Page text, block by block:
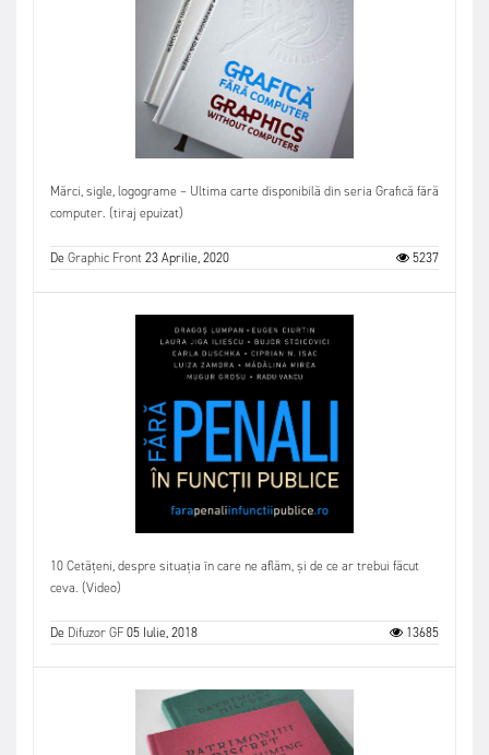
Mărci, sigle, logograme – Ultima carte disponibilă din seria Grafică fără
computer. (tiraj epuizat)
DeGraphic Front23 Aprilie, 2020 5237
10 Cetățeni, despre situația în care ne aflăm, și de ce ar trebui făcut
ceva. (Video)
De Difuzor GF05 Iulie, 2018 13685